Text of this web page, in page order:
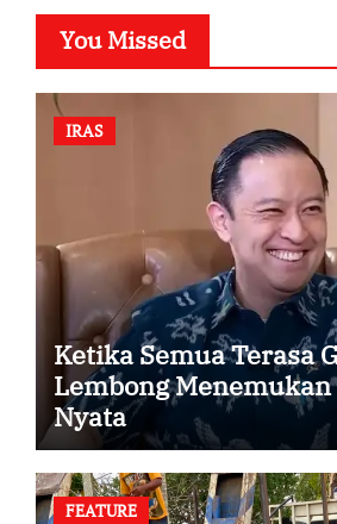
You Missed
IRAS
Ketika Semua Terasa
Lembong
Nyata
FEATURE